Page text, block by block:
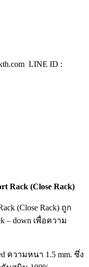
LINE ID :
Rack (Close Rack)
(Close Rack) ถูก
– down เพื่อความ
ความหนา 1.5 mm. ซึ่ง